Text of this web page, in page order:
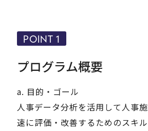
プログラム概要
POINT 1
a. 目的・ゴール
人事データ分析を活用して人事
速に評価・改善するためのスキ